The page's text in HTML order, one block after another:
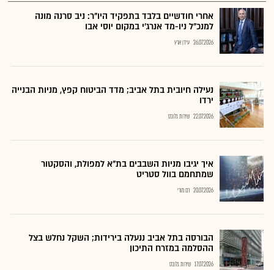
אחרי חודשיים בלבד בתפקיד היו"ר: ניב סרנה מונה
למנכ"ל ניו-מד אנרג'י במקום יוסי אבו
26.07.2026 עידן ארץ
נעילה חיובית בתל אביב; מדד הביטוח קפץ, מניות הבנייה
ירדו
22.07.2026 שירות גלובס
איך יגיבו מניות השבבים בת"א למפולת, והסקטור
שמתחמם בוול סטריט
20.07.2026 רם מורי
הבורסה בתל אביב ננעלה בירידות; השקל נחלש בצל
ההסלמה במזרח התיכון
17.07.2026 שירות גלובס